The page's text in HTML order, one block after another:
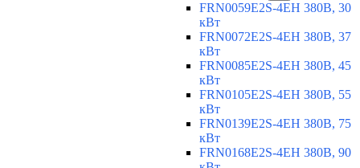
FRN0059E2S-4EH 380В, 30
кВт
FRN0072E2S-4EH 380В, 37
кВт
FRN0085E2S-4EH 380В, 45
кВт
FRN0105E2S-4EH 380В, 55
кВт
FRN0139E2S-4EH 380В, 75
кВт
FRN0168E2S-4EH 380В, 90